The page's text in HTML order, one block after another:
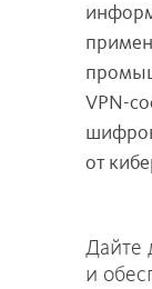
VPN-
от
Дайте
и